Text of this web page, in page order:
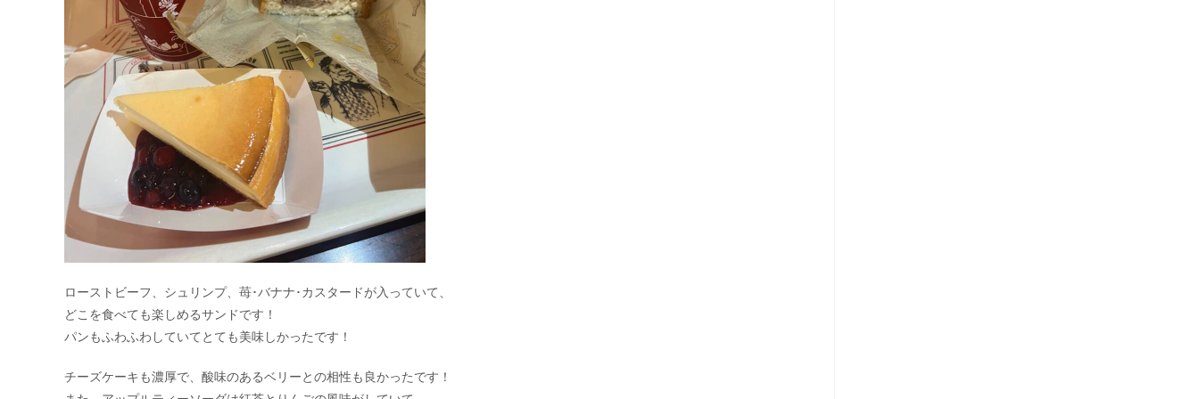
ローストビーフ、シュリンプ、苺･バナナ･カスタードが入っていて、
どこを食べても楽しめるサンドです！
パンもふわふわしていてとても美味しかったです！
チーズケーキも濃厚で、酸味のあるベリーとの相性も良かったです！